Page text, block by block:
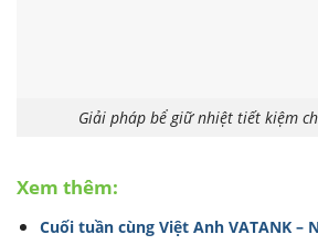
Giải pháp bể giữ nhiệt tiết kiệm
Xem thêm:
Cuối tuần cùng Việt Anh VATANK –